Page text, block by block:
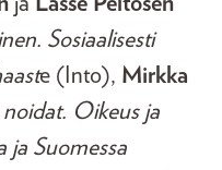
Sosiaalisesti
e (Into), Mirkka
noidat. Oikeus ja
ja Suomessa